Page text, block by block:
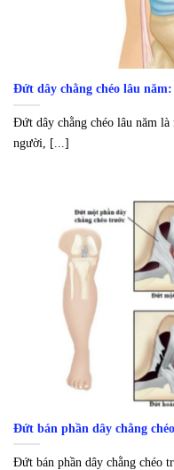
Đứt dây chằng chéo lâu
Đứt dây chằng chéo lâu năm
người, [...]
Đứt bán phần dây chằng
Đứt bán phần dây chằng chéo